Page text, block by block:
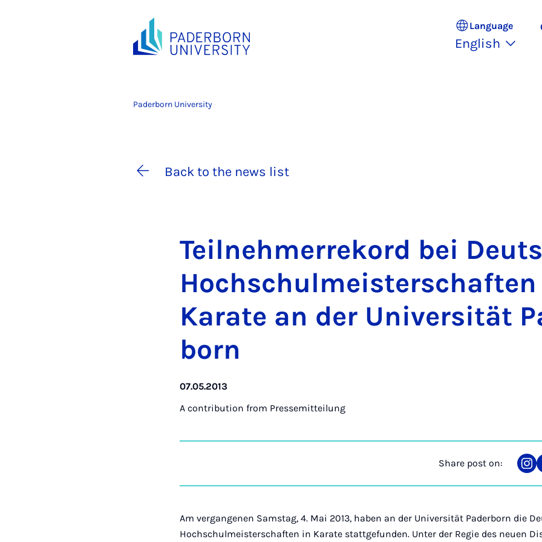
Language
English
Paderborn University
Back to the news list
Teil­nehmer­rekord bei
Kar­ate an der Uni­versität
born
07.05.2013
A contribution from Pressemitteilung
Share post on:
on
Am vergangenen Samstag, 4. Mai 2013, haben an der Universität Paderborn die
Hochschulmeisterschaften in Karate stattgefunden. Unter der Regie des neuen